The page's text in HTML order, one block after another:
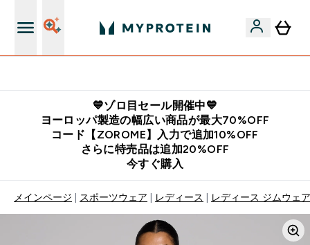
💙ゾロ目セール開催中💙
ヨーロッパ製造の幅広い商品が最大70%OFF
コード【ZOROME】入力で追加10%OFF
さらに特売品は追加20%OFF
今すぐ購入
メインページ スポーツウェア レディース レディース ジムウェ